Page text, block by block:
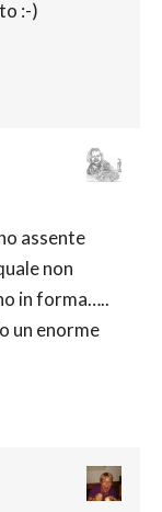
:-)
assente
non
in forma…..
un enorme